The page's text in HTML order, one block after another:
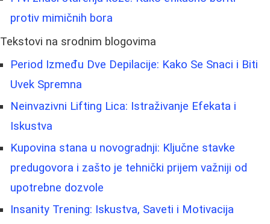
protiv mimičnih bora
Tekstovi na srodnim blogovima
Period Između Dve Depilacije: Kako Se Snaci i Biti
Uvek Spremna
Neinvazivni Lifting Lica: Istraživanje Efekata i
Iskustva
Kupovina stana u novogradnji: Ključne stavke
predugovora i zašto je tehnički prijem važniji od
upotrebne dozvole
Insanity Trening: Iskustva, Saveti i Motivacija